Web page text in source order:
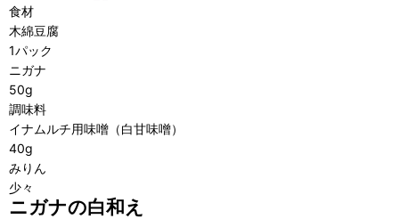
食材
木綿豆腐
1パック
ニガナ
50g
調味料
イナムルチ用味噌（白甘味噌）
40g
みりん
少々
ニガナの白和え